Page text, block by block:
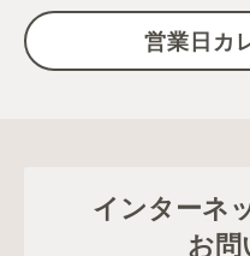
営業日カ
インターネ
お問